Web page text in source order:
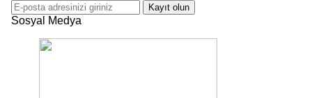
Kayıt olun
Sosyal Medya